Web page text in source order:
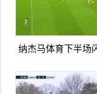
纳杰马体育下半场
得手